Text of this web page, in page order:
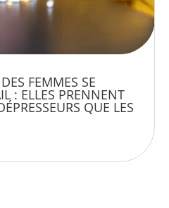
FEMMES SE
: ELLES PRENNENT
QUE LES